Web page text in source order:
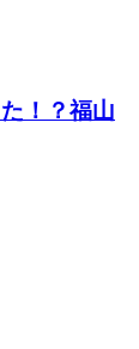
！？福山